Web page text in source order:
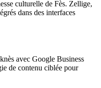
culturelle de Fès. Zellige,
dans des interfaces
avec Google Business
de contenu ciblée pour